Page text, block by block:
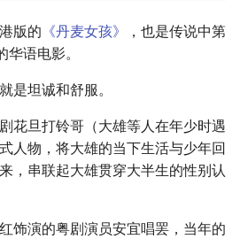
版的 《丹麦女孩》
，也是传说中第
华语电影。
是坦诚和舒服。
花旦打铃哥（大雄等人在年少时遇
人物，将大雄的当下生活与少年回
，串联起大雄贯穿大半生的性别认
饰演的粤剧演员安宜唱罢，当年的